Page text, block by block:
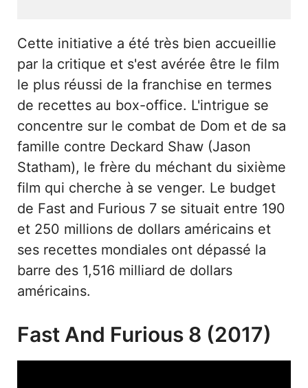
Cette initiative a été très bien accueillie
par la critique et s'est avérée être le film
le plus réussi de la franchise en termes
de recettes au box-office. L'intrigue se
concentre sur le combat de Dom et de sa
famille contre Deckard Shaw (Jason
Statham), le frère du méchant du sixième
film qui cherche à se venger. Le budget
de Fast and Furious 7 se situait entre 190
et 250 millions de dollars américains et
ses recettes mondiales ont dépassé la
barre des 1,516 milliard de dollars
américains.
Fast And Furious 8 (2017)